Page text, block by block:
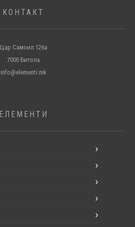
КОНТАКТ
Цар Самоил 126а
7000 Битола
info@elementi.mk
ЕЛЕМЕНТИ